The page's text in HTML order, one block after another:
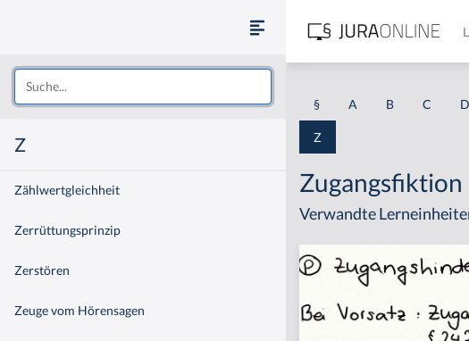
Z
Zählwertgleichheit
Zerrüttungsprinzip
Zerstören
Zeuge vom Hörensagen
§ A B C D
Z
Zugangsfiktion
Verwandte